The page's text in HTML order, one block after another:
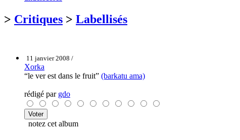
> Critiques > Labellisés
11 janvier 2008 /
Xorka
“le ver est dans le fruit” (barkatu ama)
rédigé par gdo
notez cet album